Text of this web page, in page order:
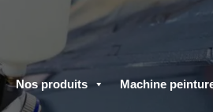
Nos produits Machine